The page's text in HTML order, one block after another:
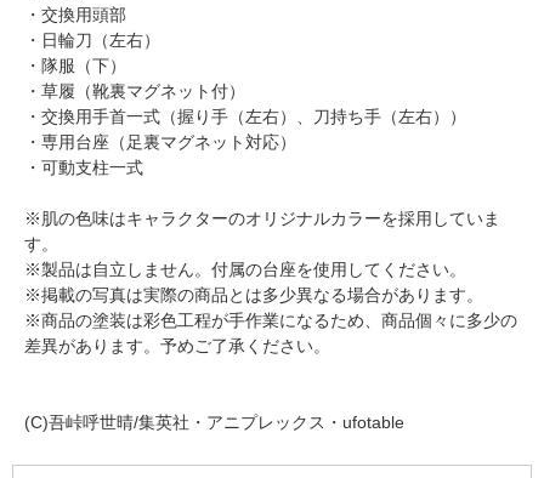
・交換用頭部
・日輪刀（左右）
・隊服（下）
・草履（靴裏マグネット付）
・交換用手首一式（握り手（左右）、刀持ち手（左右））
・専用台座（足裏マグネット対応）
・可動支柱一式
※肌の色味はキャラクターのオリジナルカラーを採用していま
す。
※製品は自立しません。付属の台座を使用してください。
※掲載の写真は実際の商品とは多少異なる場合があります。
※商品の塗装は彩色工程が手作業になるため、商品個々に多少の
差異があります。予めご了承ください。
(C)吾峠呼世晴/集英社・アニプレックス・ufotable